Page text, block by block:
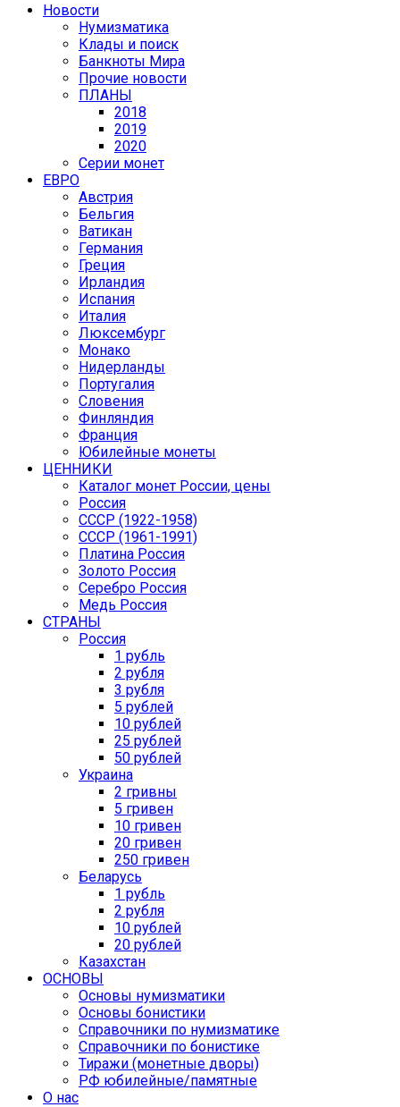
Новости
Нумизматика
Клады и поиск
Банкноты Мира
Прочие новости
ПЛАНЫ
2018
2019
2020
Серии монет
ЕВРО
Австрия
Бельгия
Ватикан
Германия
Греция
Ирландия
Испания
Италия
Люксембург
Монако
Нидерланды
Португалия
Словения
Финляндия
Франция
Юбилейные монеты
ЦЕННИКИ
Каталог монет России, цены
Россия
СССР (1922-1958)
CCCР (1961-1991)
Платина Россия
Золото Россия
Серебро Россия
Медь Россия
СТРАНЫ
Россия
1 рубль
2 рубля
3 рубля
5 рублей
10 рублей
25 рублей
50 рублей
Украина
2 гривны
5 гривен
10 гривен
20 гривен
250 гривен
Беларусь
1 рубль
2 рубля
10 рублей
20 рублей
Казахстан
ОСНОВЫ
Основы нумизматики
Основы бонистики
Справочники по нумизматике
Справочники по бонистике
Тиражи (монетные дворы)
РФ юбилейные/памятные
О нас